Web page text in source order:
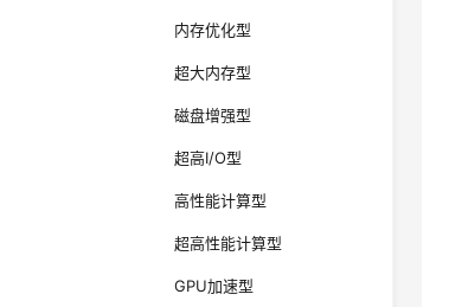
内存优化型
超大内存型
磁盘增强型
超高I/O型
高性能计算型
超高性能计算型
GPU加速型